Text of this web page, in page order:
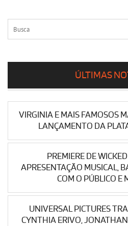
ÚLTIMAS
VIRGINIA E MAIS FAMOSOS
LANÇAMENTO DA
PREMIERE DE
APRESENTAÇÃO MUSICAL,
COM O PÚBLICO E
UNIVERSAL PICTURES
CYNTHIA ERIVO,